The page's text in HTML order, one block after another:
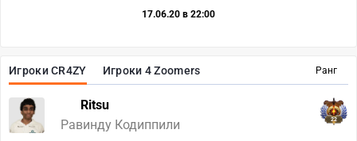
Ранг
Игроки CR4ZY Игроки 4 Zoomers
Ritsu
Равинду Кодиппили
22
17.06.20 в 22:00